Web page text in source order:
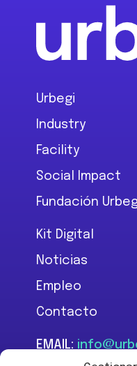
Footer
Urbegi
Industry
Facility
Social Impact
Fundación
Kit Digital
Noticias
Empleo
Contacto
EMAIL: